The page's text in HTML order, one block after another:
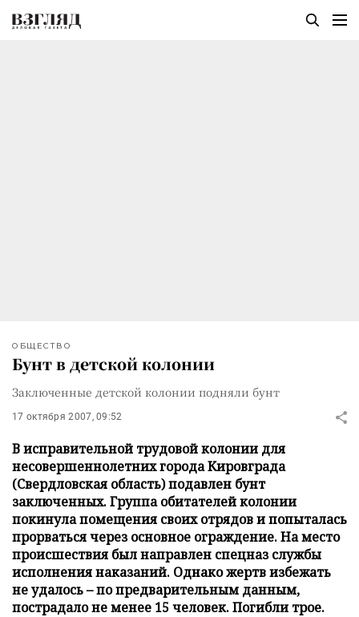
ОБЩЕСТВО
Бунт в детской колонии
Заключенные детской колонии подняли бунт
17 октября 2007, 09:52
В исправительной трудовой колонии для
несовершеннолетних города Кировграда
(Свердловская область) подавлен бунт
заключенных. Группа обитателей колонии
покинула помещения своих отрядов и попыталась
прорваться через основное ограждение. На место
происшествия был направлен спецназ службы
исполнения наказаний. Однако жертв избежать
не удалось – по предварительным данным,
пострадало не менее 15 человек. Погибли трое.